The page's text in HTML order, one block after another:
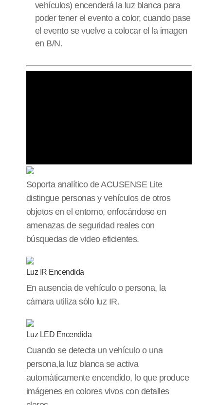
vehículos) encenderá la luz blanca para
poder tener el evento a color, cuando pase
el evento se vuelve a colocar el la imagen
en B/N.
Soporta analítico de ACUSENSE Lite
distingue personas y vehículos de otros
objetos en el entorno, enfocándose en
amenazas de seguridad reales con
búsquedas de video eficientes.
Luz IR Encendida
En ausencia de vehículo o persona, la
cámara utiliza sólo luz IR.
Luz LED Encendida
Cuando se detecta un vehículo o una
persona,la luz blanca se activa
automáticamente encendido, lo que produce
imágenes en colores vivos con detalles